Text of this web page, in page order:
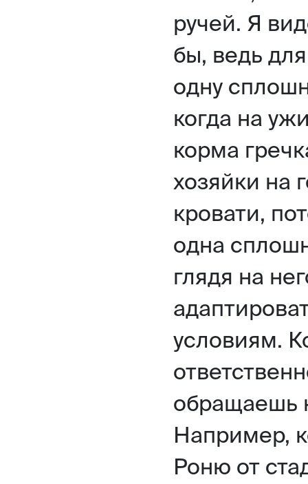
ручей. Я
бы, ведь
одну
когда на
корма
хозяйки на
кровати,
одна
глядя на
условиям.
обращаешь
Например,
Роню от